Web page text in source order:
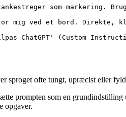
som markering.
mig ved et bord. Direkte,
ChatGPT' (Custom
sproget ofte tungt, upræcist eller
prompten som en
opgaver.